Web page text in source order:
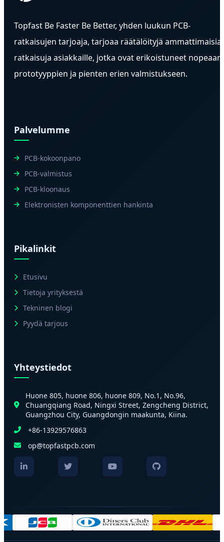
Topfast Be Faster Be Better, yhden luukun PCB-
ratkaisujen tarjoaja, tarjoaa räätälöityjä ammattimaisia
ratkaisuja asiakkaille, jotka ovat erikoistuneet nopeaan
prototyyppien ja pienten erien valmistukseen.
Palvelumme
PCB-kokoonpano
PCB-valmistus
PCB-kloonaus
Elektronisten komponenttien hankinta
Pikalinkit
Etusivu
Tietoja yrityksestä
Tekninen blogi
Pyydä tarjous
Yhteystiedot
Huone 805, huone 806, huone 809, No.1, No.96,
Chuangqiang Road, Ningxi Street, Zengcheng District,
Guangzhou City, Guangdongin maakunta, Kiina.
+86-13929576863
op@topfastpcb.com